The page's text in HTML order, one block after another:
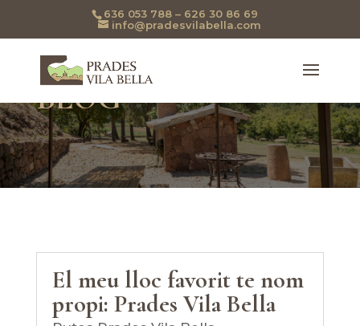
636 053 788 – 626 30 86 69
info@pradesvilabella.com
BLOG
El meu lloc favorit te nom
propi: Prades Vila Bella